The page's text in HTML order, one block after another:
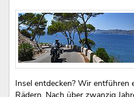
Insel entdecken? Wir